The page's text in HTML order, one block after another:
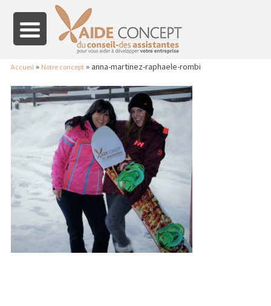
Accueil» Notre concept»anna-martinez-raphaele-rombi